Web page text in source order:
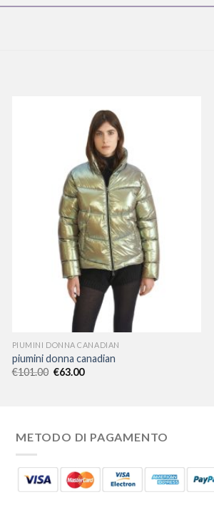
PIUMINI DONNA CANADIAN
piumini donna canadian
€101.00 €63.00
METODO DI PAGAMENTO